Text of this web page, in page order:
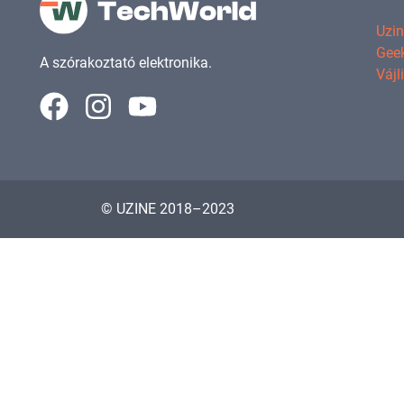
A szórakoztató elektronika.
© UZINE 2018–2023